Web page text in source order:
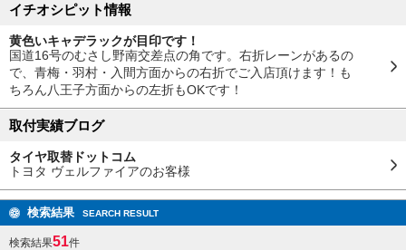
イチオシピット情報
黄色いキャデラックが目印です！
国道16号のむさし野南交差点の角です。右折レーンがあるの
で、青梅・羽村・入間方面からの右折でご入店頂けます！も
ちろん八王子方面からの左折もOKです！
取付実績ブログ
タイヤ取替ドットコム
トヨタ ヴェルファイアのお客様
検索結果 SEARCH RESULT
検索結果51件